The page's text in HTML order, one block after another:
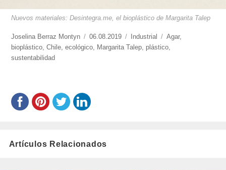
Nuevos materiales: Desintegra.me, el bioplástico de Margarita Talep
https://www.experimenta.es/author/joselina-
berraz-
montyn/
Joselina Berraz Montyn
Publicado
el
06.08.2019 Categorías
Industrial Etiquetas
Agar,
bioplástico,Chile,ecológico, Margarita Talep, plástico,
sustentabilidad
Artículos Relacionados